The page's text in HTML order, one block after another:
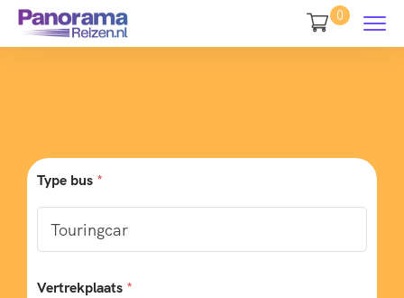
0
Type bus *
Vertrekplaats *